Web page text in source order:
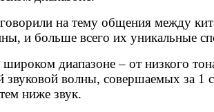
на тему общения между
и больше всего их уникальные
широком диапазоне–от низкого
звуковой волны, совершаемых за 1
ниже звук.